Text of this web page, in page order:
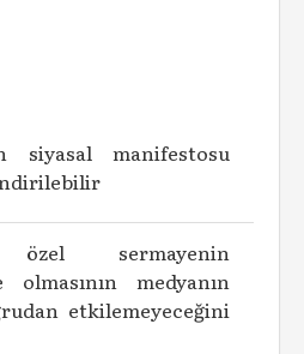
siyasal manifestosu
özel sermayenin
olmasının medyanın
etkilemeyeceğini